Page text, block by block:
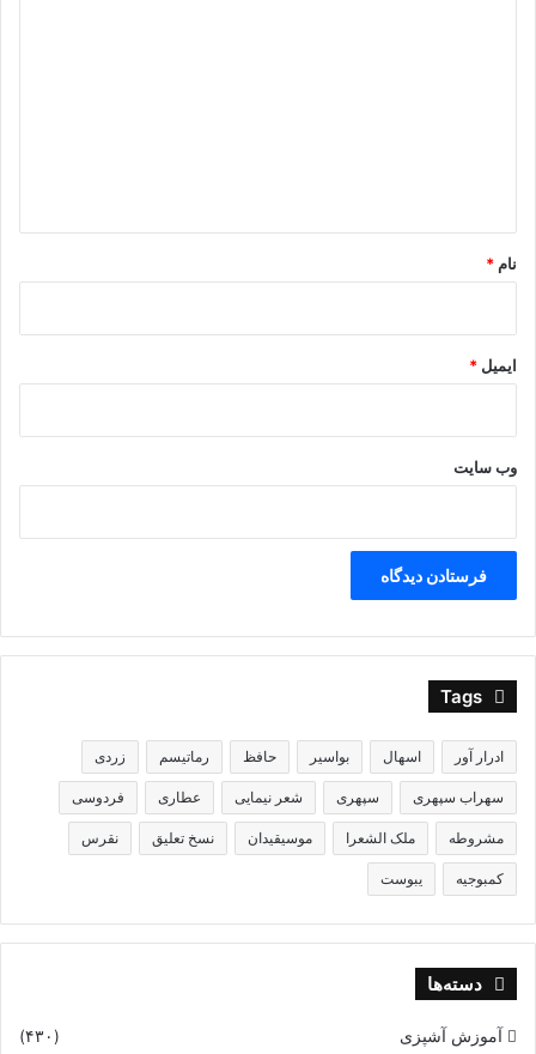
نام *
ایمیل *
وب‌ سایت
Tags
ادرار آور اسهال بواسیر حافظ رماتیسم زردی
سهراب سپهری سپهری شعر نیمایی عطاری فردوسی
مشروطه ملک الشعرا موسیقیدان نسخ تعلیق نقرس
کمبوجیه یبوست
دسته‌ها
آموزش آشپزی (۴۳۰)